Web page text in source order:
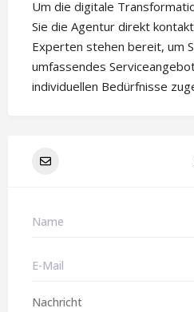
Um die digitale
Sie die Agentur direkt
Experten stehen bereit, um
umfassendes
individuellen Bedürfnisse